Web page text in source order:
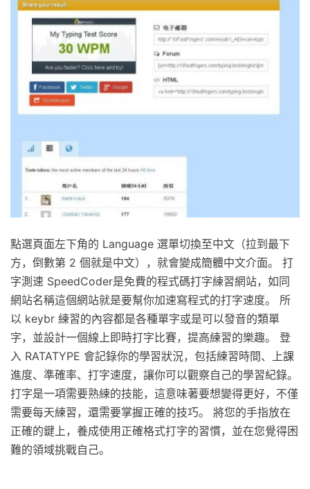
點選頁面左下角的 Language 選單切換至中文（拉到最下
方，倒數第 2 個就是中文），就會變成簡體中文介面。 打
字測速 SpeedCoder是免費的程式碼打字練習網站，如同
網站名稱這個網站就是要幫你加速寫程式的打字速度。 所
以 keybr 練習的內容都是各種單字或是可以發音的類單
字，並設計一個線上即時打字比賽，提高練習的樂趣。 登
入 RATATYPE 會記錄你的學習狀況，包括練習時間、上課
進度、準確率、打字速度，讓你可以觀察自己的學習紀錄。
打字是一項需要熟練的技能，這意味著要想變得更好，不僅
需要每天練習，還需要掌握正確的技巧。 將您的手指放在
正確的鍵上，養成使用正確格式打字的習慣，並在您覺得困
難的領域挑戰自己。